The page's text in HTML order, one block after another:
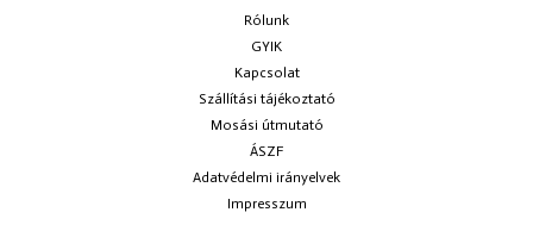
Rólunk
GYIK
Kapcsolat
Szállítási tájékoztató
Mosási útmutató
ÁSZF
Adatvédelmi irányelvek
Impresszum